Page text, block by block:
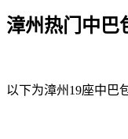
漳州热门中巴
以下为漳州19座中巴